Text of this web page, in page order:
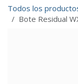
Todos los
Bote Residual